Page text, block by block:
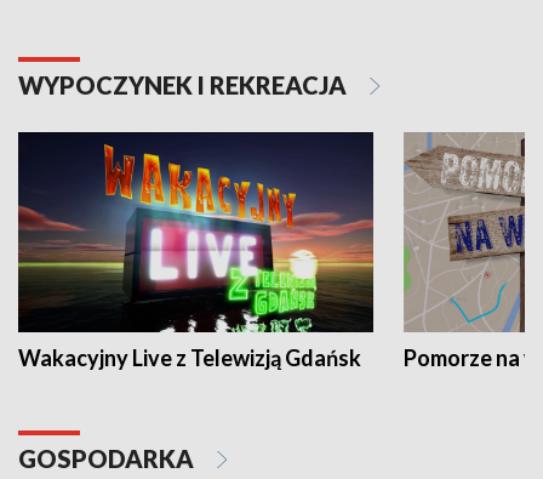
WYPOCZYNEK I REKREACJA
Wakacyjny Live z Telewizją Gdańsk Pomorze na
GOSPODARKA